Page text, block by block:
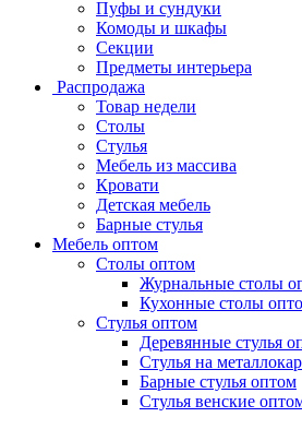
Пуфы и сундуки
Комоды и шкафы
Секции
Предметы интерьера
Распродажа
Товар недели
Столы
Стулья
Мебель из массива
Кровати
Детская мебель
Барные стулья
Мебель оптом
Столы оптом
Журнальные столы
Кухонные столы
Стулья оптом
Деревянные стулья
Стулья на
Барные стулья оптом
Стулья венские